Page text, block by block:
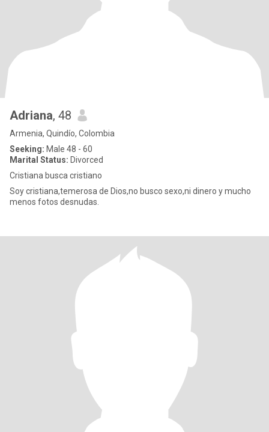
Adriana, 48
Armenia, Quindío, Colombia
Seeking: Male 48 - 60
Marital Status: Divorced
Cristiana busca cristiano
Soy cristiana,temerosa de Dios,no busco sexo,ni dinero y mucho
menos fotos desnudas.